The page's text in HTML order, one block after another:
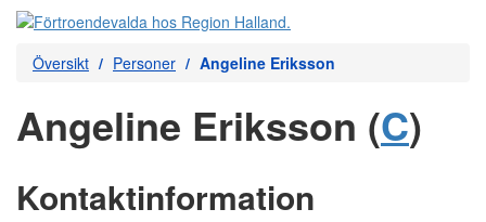
Översikt Personer Angeline Eriksson
Angeline Eriksson (C)
Kontaktinformation